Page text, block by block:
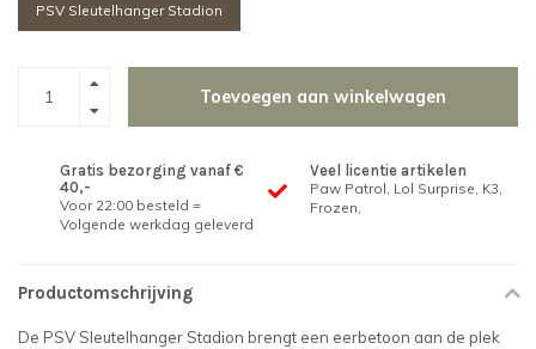
PSV Sleutelhanger Stadion
Toevoegen aan winkelwagen
Gratis bezorging vanaf €
40,-
Voor 22:00 besteld =
Volgende werkdag geleverd
Veel licentie artikelen
Paw Patrol, Lol Surprise, K3,
Frozen,
Productomschrijving
De PSV Sleutelhanger Stadion brengt een eerbetoon aan de plek